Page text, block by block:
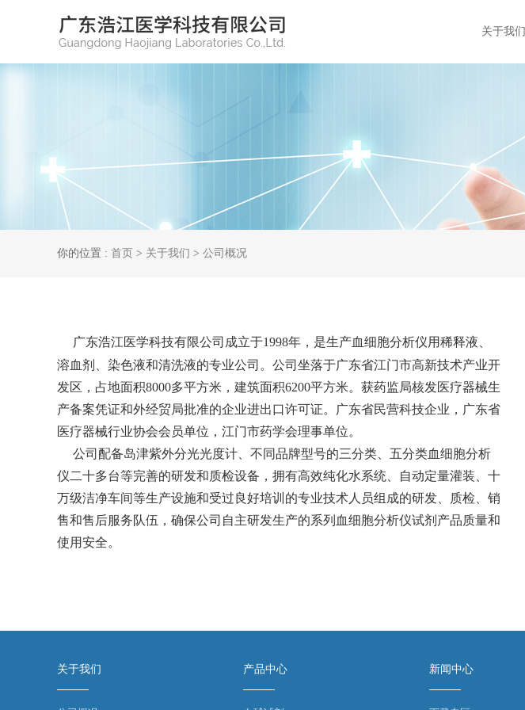
关于我们
你的位置 : 首页 > 关于我们 > 公司概况
广东浩江医学科技有限公司成立于1998年，是生产血细胞分析仪用稀释液、
溶血剂、染色液和清洗液的专业公司。公司坐落于广东省江门市高新技术产业开
发区，占地面积8000多平方米，建筑面积6200平方米。获药监局核发医疗器械生
产备案凭证和外经贸局批准的企业进出口许可证。广东省民营科技企业，广东省
医疗器械行业协会会员单位，江门市药学会理事单位。
公司配备岛津紫外分光光度计、不同品牌型号的三分类、五分类血细胞分析
仪二十多台等完善的研发和质检设备，拥有高效纯化水系统、自动定量灌装、十
万级洁净车间等生产设施和受过良好培训的专业技术人员组成的研发、质检、销
售和售后服务队伍，确保公司自主研发生产的系列血细胞分析仪试剂产品质量和
使用安全。
关于我们 产品中心 新闻中心